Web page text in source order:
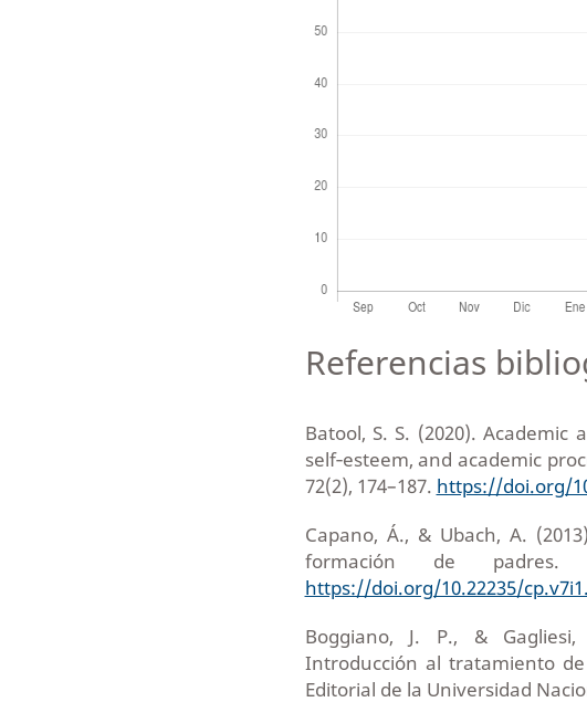
Referencias
Batool, S. S. (2020).
self‐esteem, and academic
72(2), 174–187. https://doi.org/
Capano, Á., & Ubach, A.
formación de padres.
https://doi.org/10.22235/
Boggiano, J. P., &
Introducción al tratamiento
Editorial de la Universidad